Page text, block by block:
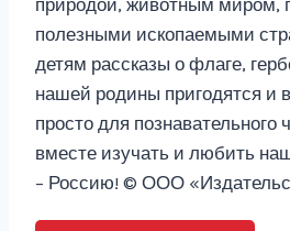
природой, животным миром,
полезными ископаемыми
детям рассказы о флаге,
нашей родины пригодятся и
просто для познавательного
вместе изучать и любить
– Россию! © ООО